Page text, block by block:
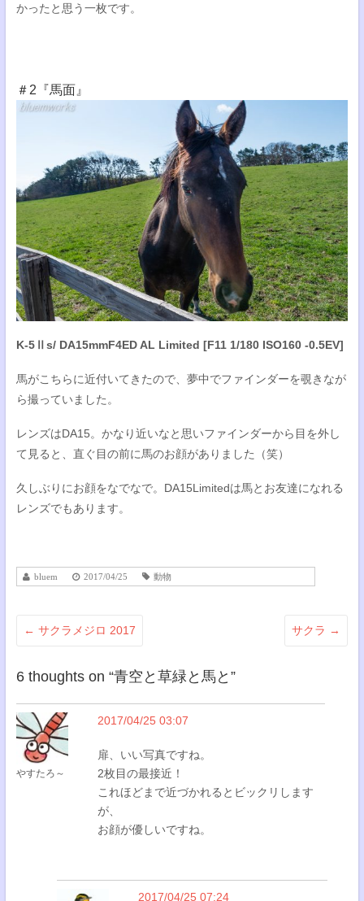
かったと思う一枚です。
＃2『馬面』
K-5Ⅱs/ DA15mmF4ED AL Limited [F11 1/180 ISO160 -0.5EV]
馬がこちらに近付いてきたので、夢中でファインダーを覗きなが
ら撮っていました。
レンズはDA15。かなり近いなと思いファインダーから目を外し
て見ると、直ぐ目の前に馬のお顔がありました（笑）
久しぶりにお顔をなでなで。DA15Limitedは馬とお友達になれる
レンズでもあります。
bluem 2017/04/25 動物
← サクラメジロ 2017 サクラ →
6 thoughts on “青空と草緑と馬と ”
やすたろ～
2017/04/25 03:07
扉、いい写真ですね。
2枚目の最接近！
これほどまで近づかれるとビックリします
が、
お顔が優しいですね。
2017/04/25 07:24